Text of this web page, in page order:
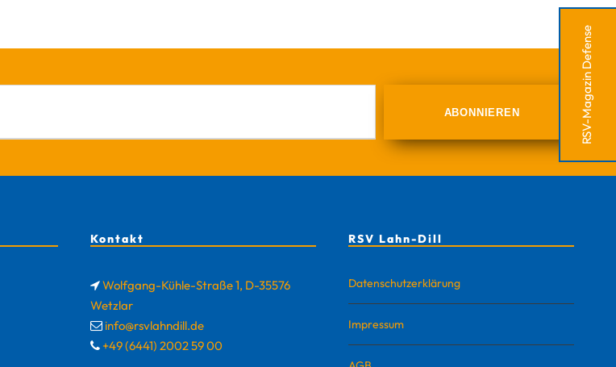
Kontakt
Wolfgang-Kühle-Straße 1, D-35576
Wetzlar
info@rsvlahndill.de
+49 (6441) 2002 59 00
RSV Lahn-Dill
Datenschutzerklärung
Impressum
RSV-Magazin Defense